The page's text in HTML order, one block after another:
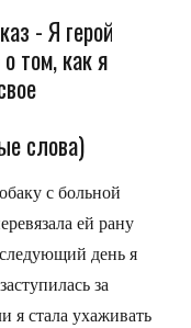
- Я герой
том, как я
слова)
с больной
ей рану
день я
за
я стала ухаживать